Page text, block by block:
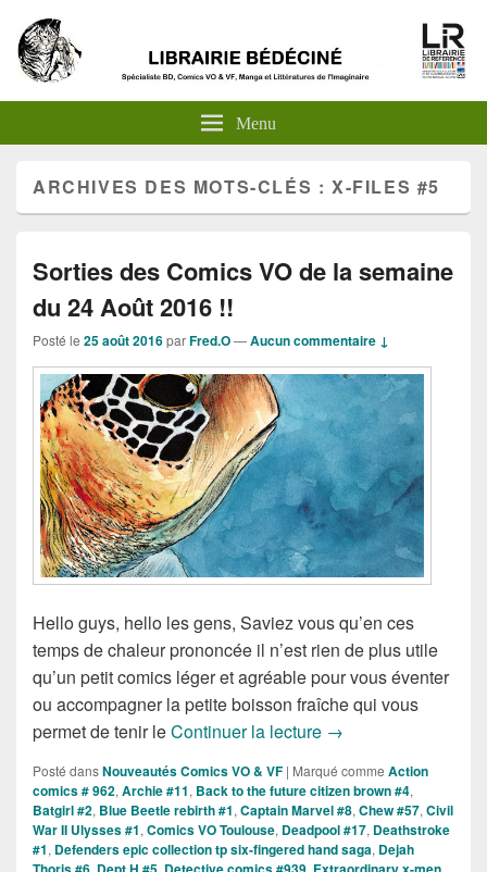
Menu
ARCHIVES DES MOTS-CLÉS :X-FILES #5
Sorties des Comics VO de la semaine
du 24 Août 2016 !!
Posté le 25 août 2016parFred.O—Aucun commentaire ↓
Hello guys, hello les gens, Saviez vous qu’en ces
temps de chaleur prononcée il n’est rien de plus utile
qu’un petit comics léger et agréable pour vous éventer
ou accompagner la petite boisson fraîche qui vous
permet de tenir leContinuer la lecture Sorties des Comics
→
Posté dansNouveautés Comics VO & VF | Marqué comme Action
comics # 962, Archie #11, Back to the future citizen brown #4,
Batgirl #2, Blue Beetle rebirth #1, Captain Marvel #8, Chew #57, Civil
War II Ulysses #1, Comics VO Toulouse, Deadpool #17, Deathstroke
#1, Defenders epic collection tp six-fingered hand saga, Dejah
, , ,